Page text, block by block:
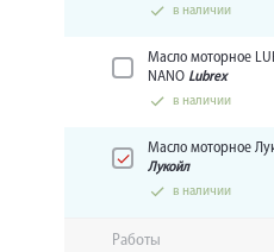
в наличии
Масло моторное
NANO Lubrex
в наличии
Масло моторное
Лукойл
в наличии
Работы